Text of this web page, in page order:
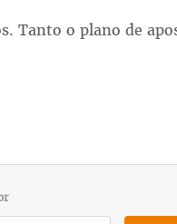
Tanto o plano de